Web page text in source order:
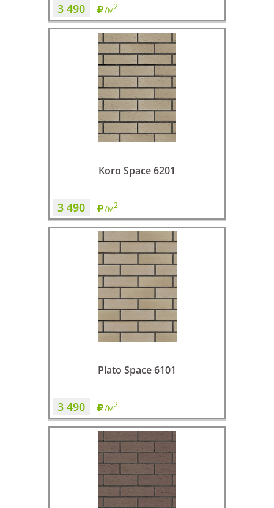
3 490 /м2
Koro Space 6201
3 490 /м2
Plato Space 6101
3 490 /м2